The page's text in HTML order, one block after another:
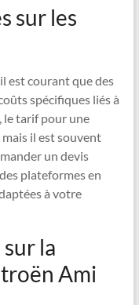
sur les
est courant que des
spécifiques liés à
le tarif pour une
il est souvent
un devis
plateformes en
à votre
la
Ami